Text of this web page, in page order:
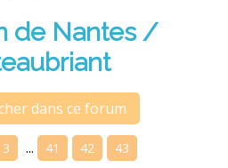
de Nantes /
dans ce forum
3 ... 41 42 43